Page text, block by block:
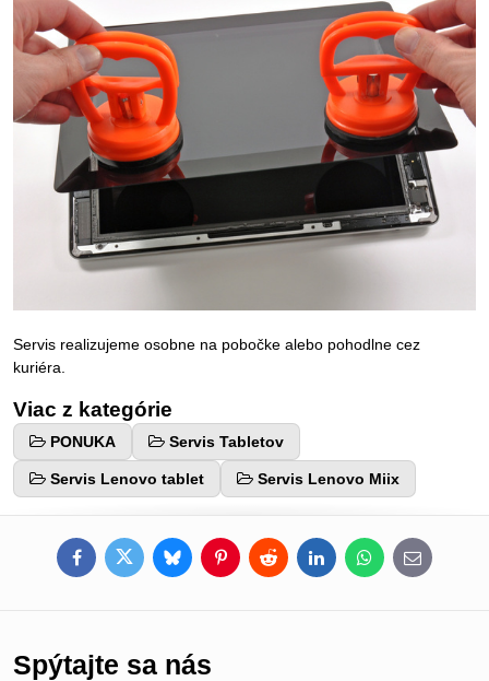
Servis realizujeme osobne na pobočke alebo pohodlne cez
kuriéra.
Viac z kategórie
PONUKA Servis Tabletov
Servis Lenovo tablet Servis Lenovo Miix
FacebookTwitterBlueskyPinterestRedditLinkedInWhatsApp
E-
mail
Spýtajte sa nás